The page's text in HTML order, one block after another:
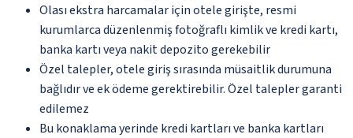
Olası ekstra harcamalar için otele girişte, resmi
kurumlarca düzenlenmiş fotoğraflı kimlik ve kredi kartı,
banka kartı veya nakit depozito gerekebilir
Özel talepler, otele giriş sırasında müsaitlik durumuna
bağlıdır ve ek ödeme gerektirebilir. Özel talepler garanti
edilemez
Bu konaklama yerinde kredi kartları ve banka kartları